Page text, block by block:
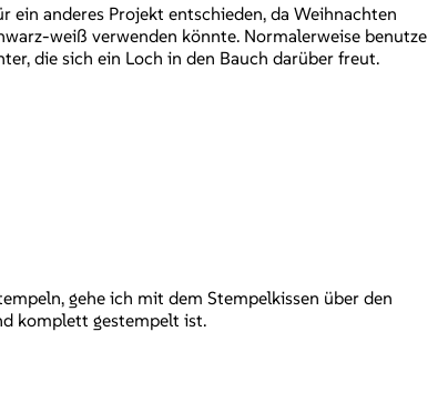
anderes Projekt entschieden, da Weihnachten
weiß verwenden könnte. Normalerweise benutze
die sich ein Loch in den Bauch darüber freut.
gehe ich mit dem Stempelkissen über den
komplett gestempelt ist.